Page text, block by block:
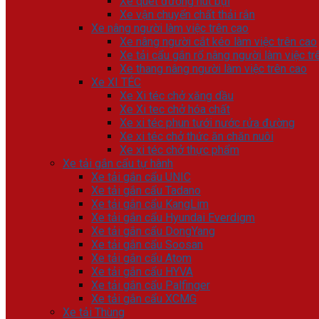
Xe vận chuyển chất thải rắn
Xe nâng người làm việc trên cao
Xe nâng người cắt kéo làm việc trên cao
Xe tải cẩu gắn rổ nâng người làm việc
Xe thang nâng người làm việc trên cao
Xe XI TÉC
Xe Xi téc chở xăng dầu
Xe Xi tec chở hóa chất
Xe xi téc phun tưới nước rửa đường
Xe xi téc chở thức ăn chăn nuôi
Xe xi téc chở thực phẩm
Xe tải gắn cẩu tự hành
Xe tải gắn cẩu UNIC
Xe tải gắn cẩu Tadano
Xe tải gắn cẩu KangLim
Xe tải gắn cẩu Hyundai Everdigm
Xe tải gắn cẩu DongYang
Xe tải gắn cẩu Soosan
Xe tải gắn cẩu Atom
Xe tải gắn cẩu HYVA
Xe tải gắn cẩu Palfinger
Xe tải gắn cẩu XCMG
Xe tải Thùng